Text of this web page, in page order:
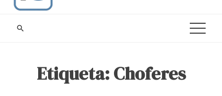
Etiqueta:Choferes